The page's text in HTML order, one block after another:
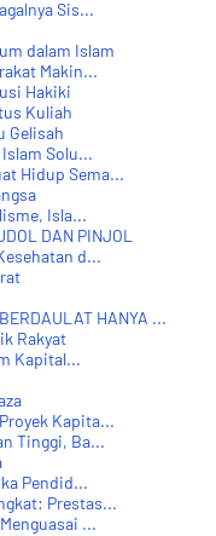
Sis...
dalam Islam
Makin...
Hakiki
Kuliah
Gelisah
Solu...
Hidup Sema...
Isla...
DAN PINJOL
d...
HANYA ...
Rakyat
Kapital...
Kapita...
Tinggi, Ba...
Pendid...
Prestas...
...